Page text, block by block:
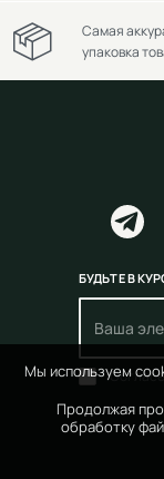
Мы используем
Продолжая
обработку
Самая
упаковка
БУДЬТЕ В